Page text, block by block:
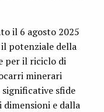
il 6 agosto 2025
potenziale della
per il riciclo di
minerari
sfide
e dalla